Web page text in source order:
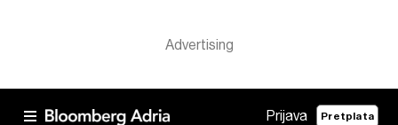
Prijava Pretplata